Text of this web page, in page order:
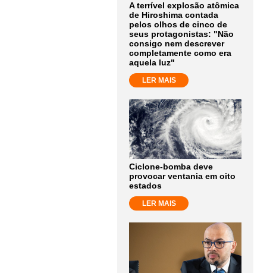
A terrível explosão atômica
de Hiroshima contada
pelos olhos de cinco de
seus protagonistas: "Não
consigo nem descrever
completamente como era
aquela luz"
LER MAIS
Ciclone-bomba deve
provocar ventania em oito
estados
LER MAIS